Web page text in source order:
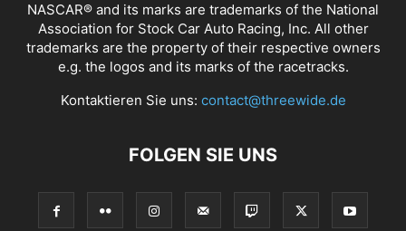
NASCAR® and its marks are trademarks of the National
Association for Stock Car Auto Racing, Inc. All other
trademarks are the property of their respective owners
e.g. the logos and its marks of the racetracks.
Kontaktieren Sie uns: contact@threewide.de
FOLGEN SIE UNS